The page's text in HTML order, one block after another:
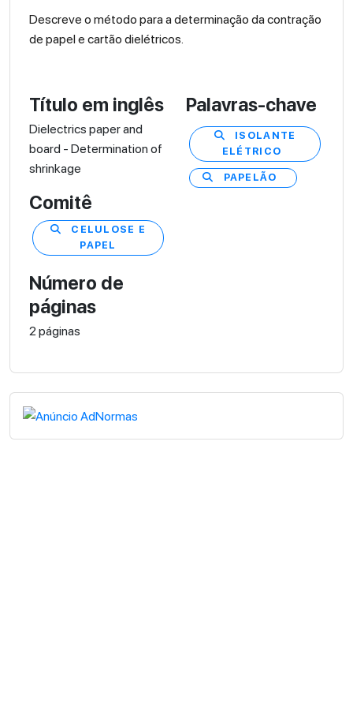
Descreve o método para a determinação da contração
de papel e cartão dielétricos.
Título em inglês
Dielectrics paper and
board - Determination of
shrinkage
Comitê
CELULOSE E
PAPEL
Número de
páginas
2 páginas
Palavras-chave
ISOLANTE
ELÉTRICO
PAPELÃO